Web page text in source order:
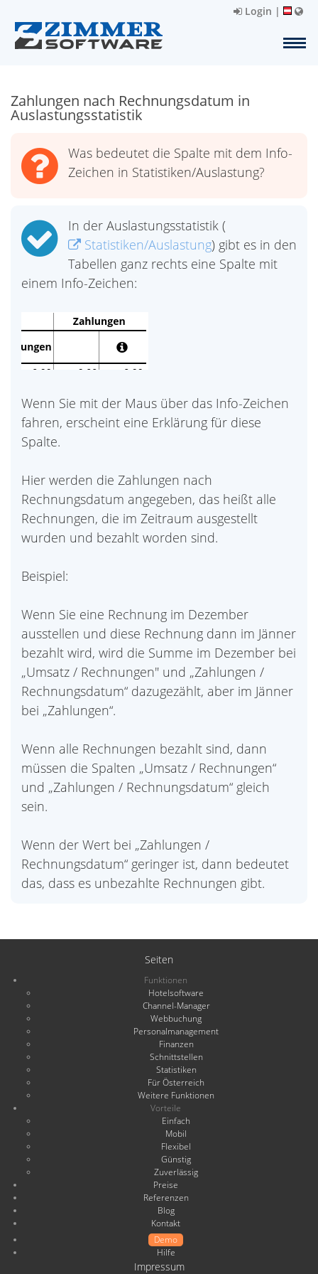
Login |
Zahlungen nach Rechnungsdatum in
Auslastungsstatistik
Was bedeutet die Spalte mit dem Info-
Zeichen in Statistiken/Auslastung?
In der Auslastungsstatistik (
Statistiken/Auslastung) gibt es in den
Tabellen ganz rechts eine Spalte mit
einem Info-Zeichen:
Wenn Sie mit der Maus über das Info-Zeichen
fahren, erscheint eine Erklärung für diese
Spalte.
Hier werden die Zahlungen nach
Rechnungsdatum angegeben, das heißt alle
Rechnungen, die im Zeitraum ausgestellt
wurden und bezahlt worden sind.
Beispiel:
Wenn Sie eine Rechnung im Dezember
ausstellen und diese Rechnung dann im Jänner
bezahlt wird, wird die Summe im Dezember bei
„Umsatz / Rechnungen" und „Zahlungen /
Rechnungsdatum“ dazugezählt, aber im Jänner
bei „Zahlungen“.
Wenn alle Rechnungen bezahlt sind, dann
müssen die Spalten „Umsatz / Rechnungen“
und „Zahlungen / Rechnungsdatum“ gleich
sein.
Wenn der Wert bei „Zahlungen /
Rechnungsdatum“ geringer ist, dann bedeutet
das, dass es unbezahlte Rechnungen gibt.
Seiten
Funktionen
Hotelsoftware
Channel-Manager
Webbuchung
Personalmanagement
Finanzen
Schnittstellen
Statistiken
Für Österreich
Weitere Funktionen
Vorteile
Einfach
Mobil
Flexibel
Günstig
Zuverlässig
Preise
Referenzen
Blog
Kontakt
Demo
Hilfe
Impressum